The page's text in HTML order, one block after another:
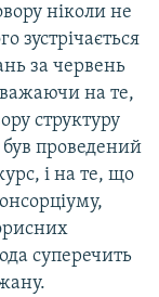
ніколи не
зустрічається
за червень
на те,
структуру
був проведений
і на те, що
суперечить